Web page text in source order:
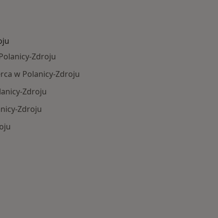
Zdroju
w Polanicy-Zdroju
Zdroju
Zdroju